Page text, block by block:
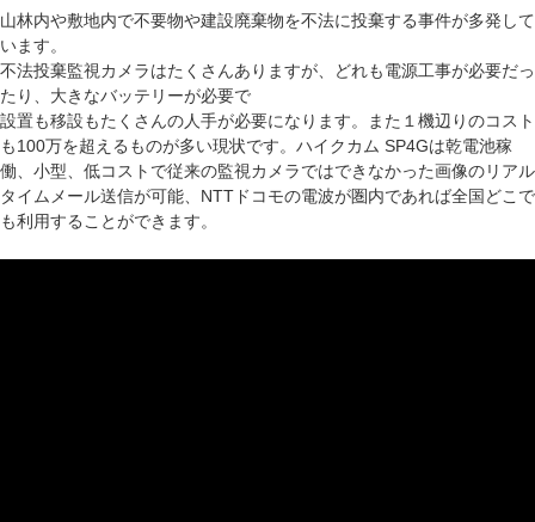
山林内や敷地内で不要物や建設廃棄物を不法に投棄する事件が多発して
います。
不法投棄監視カメラはたくさんありますが、どれも電源工事が必要だっ
たり、大きなバッテリーが必要で
設置も移設もたくさんの人手が必要になります。また１機辺りのコスト
も100万を超えるものが多い現状です。ハイクカム SP4Gは乾電池稼
働、小型、低コストで従来の監視カメラではできなかった画像のリアル
タイムメール送信が可能、NTTドコモの電波が圏内であれば全国どこで
も利用することができます。